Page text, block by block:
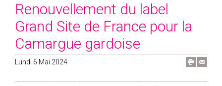
2025
2024
2023
2022
Renouvellement du label
Grand Site de France pour la
Camargue gardoise
Lundi 6 Mai 2024